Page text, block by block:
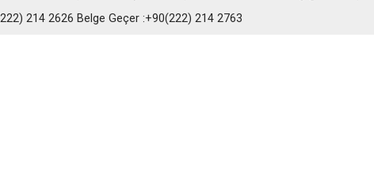
214 2626 Belge Geçer :+90(222) 214 2763